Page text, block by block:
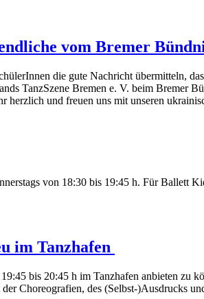
vom Bremer
die gute Nachricht übermitteln,
TanzSzene Bremen e. V. beim Bremer
und freuen uns mit unseren
von 18:30 bis 19:45 h. Für Ballett
im Tanzhafen
bis 20:45 h im Tanzhafen anbieten zu
Choreografien, des (Selbst-)Ausdrucks